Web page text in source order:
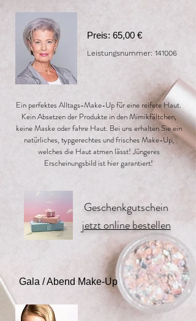
Preis: 65,00 €
Leistungsnummer: 141006
Ein perfektes Alltags-Make-Up für eine reifere Haut.
Kein Absetzen der Produkte in den Mimikfältchen,
keine Maske oder fahre Haut. Bei uns erhalten Sie ein
natürliches, typgerechtes und frisches Make-Up,
welches die Haut atmen lässt! Jüngeres
Erscheinungsbild ist hier garantiert!
Geschenkgutschein
jetzt online bestellen
Gala / Abend Make-Up